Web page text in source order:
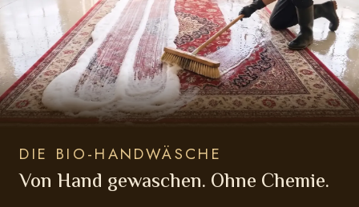
DIE BIO-HANDWÄSCHE
Von Hand gewaschen. Ohne Chemie.